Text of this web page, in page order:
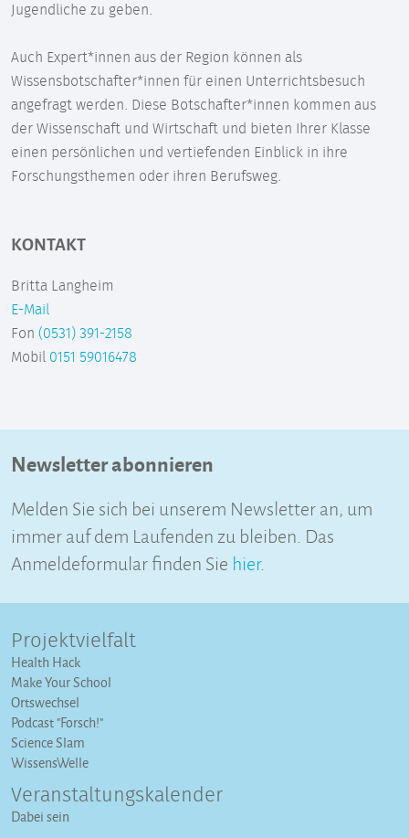
Jugendliche zu geben.
Auch Expert*innen aus der Region können als
Wissensbotschafter*innen für einen Unterrichtsbesuch
angefragt werden. Diese Botschafter*innen kommen aus
der Wissenschaft und Wirtschaft und bieten Ihrer Klasse
einen persönlichen und vertiefenden Einblick in ihre
Forschungsthemen oder ihren Berufsweg.
KONTAKT
Britta Langheim
E-Mail
Fon (0531) 391-2158
Mobil 0151 59016478
Newsletter abonnieren
Melden Sie sich bei unserem Newsletter an, um
immer auf dem Laufenden zu bleiben. Das
Anmeldeformular finden Sie hier.
Projektvielfalt
Health Hack
Make Your School
Ortswechsel
Podcast "Forsch!"
Science Slam
WissensWelle
Veranstaltungs­kalender
Dabei sein